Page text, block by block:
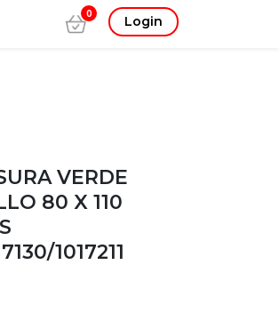
0 Login
VERDE
80 X 110
1017211